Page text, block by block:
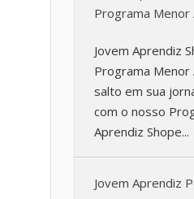
Programa Menor
Jovem Aprendiz
Programa Menor
salto em sua
com o nosso
Aprendiz Shope...
Jovem Aprendiz